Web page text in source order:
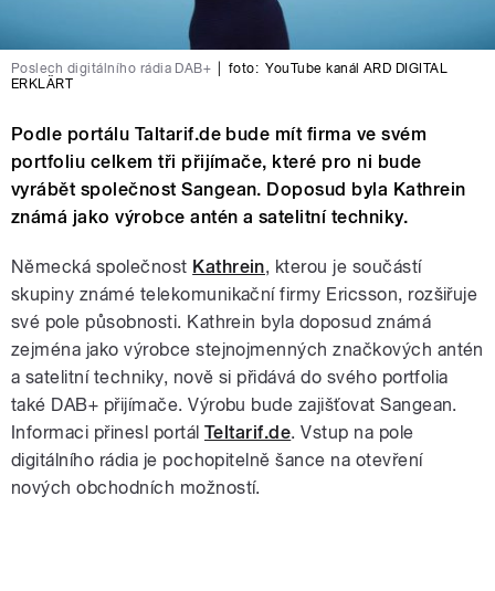
Poslech digitálního rádia DAB+ foto: YouTube kanál ARD DIGITAL
ERKLÄRT
Podle portálu Taltarif.de bude mít firma ve svém
portfoliu celkem tři přijímače, které pro ni bude
vyrábět společnost Sangean. Doposud byla Kathrein
známá jako výrobce antén a satelitní techniky.
Německá společnost Kathrein, kterou je součástí
skupiny známé telekomunikační firmy Ericsson, rozšiřuje
své pole působnosti. Kathrein byla doposud známá
zejména jako výrobce stejnojmenných značkových antén
a satelitní techniky, nově si přidává do svého portfolia
také DAB+ přijímače. Výrobu bude zajišťovat Sangean.
Informaci přinesl portál Teltarif.de. Vstup na pole
digitálního rádia je pochopitelně šance na otevření
nových obchodních možností.